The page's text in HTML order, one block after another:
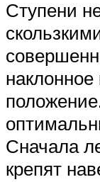
Ступени
наклонное
Сначала
крепят